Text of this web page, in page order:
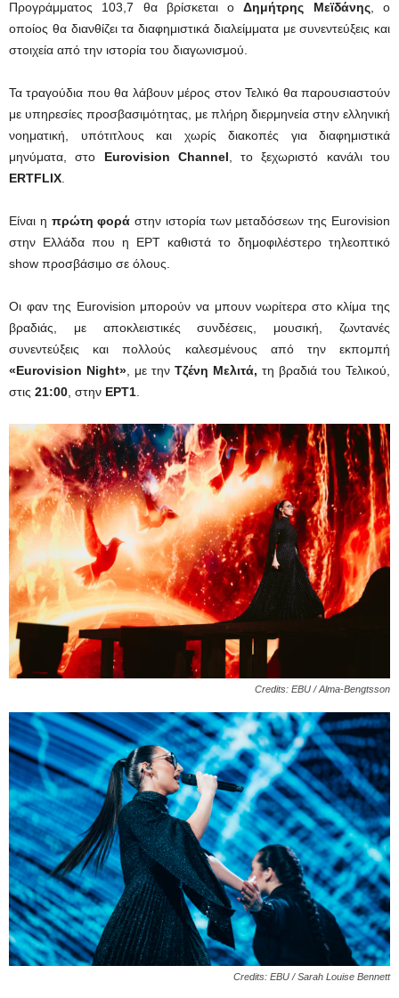
Προγράμματος 103,7 θα βρίσκεται οΔημήτρης Μεϊδάνης, ο
οποίος θα διανθίζει τα διαφημιστικά διαλείμματα με συνεντεύξεις και
στοιχεία από την ιστορία του διαγωνισμού.
Τα τραγούδια που θα λάβουν μέρος στον Τελικό θα παρουσιαστούν
με υπηρεσίες προσβασιμότητας, με πλήρη διερμηνεία στην ελληνική
νοηματική, υπότιτλους και χωρίς διακοπές για διαφημιστικά
μηνύματα, στο Eurovision Channel, το ξεχωριστό κανάλι του
ERTFLIX.
Είναι η πρώτη φορά στην ιστορία των μεταδόσεων της Eurovision
στην Ελλάδα που η ΕΡΤ καθιστά το δημοφιλέστερο τηλεοπτικό
show προσβάσιμο σε όλους.
Οι φαν της Eurovision μπορούν να μπουν νωρίτερα στο κλίμα της
βραδιάς, με αποκλειστικές συνδέσεις, μουσική, ζωντανές
συνεντεύξεις και πολλούς καλεσμένους από την εκπομπή
«Eurovision Night», με την Τζένη Μελιτά, τη βραδιά του Τελικού,
στις 21:00, στην ΕΡΤ1.
Credits: EBU / Alma-Bengtsson
Credits: EBU / Sarah Louise Bennett